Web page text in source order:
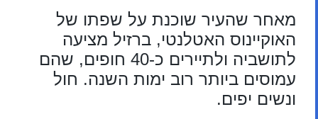
מאחר שהעיר שוכנת על שפתו של
האוקיינוס האטלנטי, ברזיל מציעה
לתושביה ולתיירים כ-40 חופים, שהם
עמוסים ביותר רוב ימות השנה. חול
ונשים יפים.